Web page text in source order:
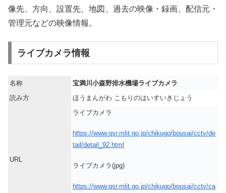
像先、方向、設置先、地図、過去の映像・録画、配信元・
管理元などの映像情報。
ライブカメラ情報
名称
宝満川小森野排水機場ライブカメラ
読み方
ほうまんがわ こもりのはいすいきじょう
URL
ライブカメラ
https://www.qsr.mlit.go.jp/chikugo/bousai/cctv/de
tail/detail_92.html
ライブカメラ(jpg)
https://www.qsr.mlit.go.jp/chikugo/bousai/cctv/ca